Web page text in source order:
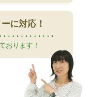
に対応！
おります！